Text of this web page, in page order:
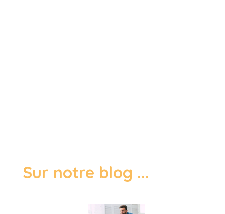
Sur notre blog ...